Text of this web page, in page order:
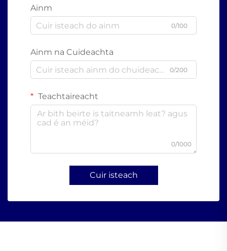
Ainm
0/100
Ainm na Cuideachta
0/200
Teachtaireacht
0/1000
Cuir isteach